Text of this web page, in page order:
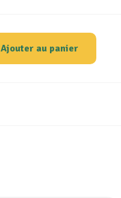
Ajouter au panier